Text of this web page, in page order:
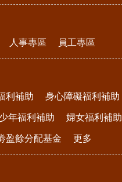
人事專區 員工專區
利補助 身心障礙福利補助
年福利補助 婦女福利補助
盈餘分配基金 更多